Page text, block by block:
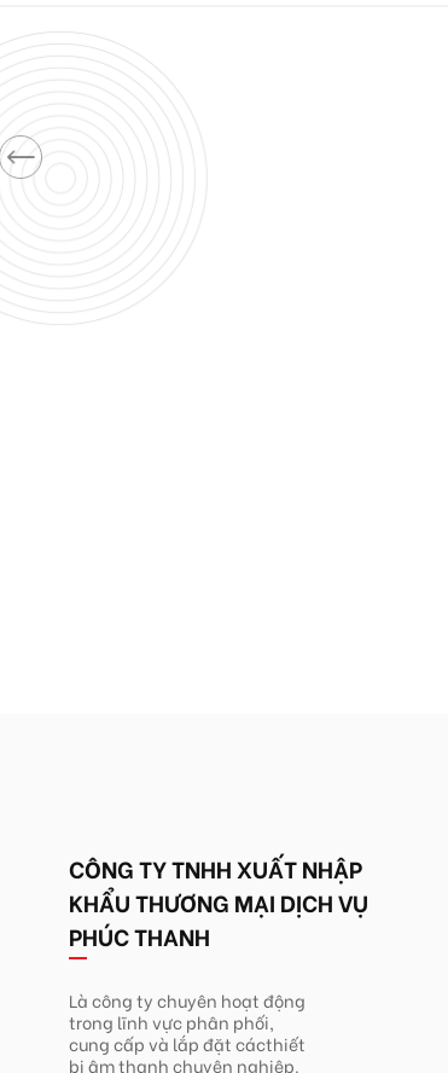
CÔNG TY TNHH XUẤT NHẬP
KHẨU THƯƠNG MẠI DỊCH VỤ
PHÚC THANH
Là công ty chuyên hoạt động
trong lĩnhvực phân phối,
cung cấp và lắp đặt cácthiết
bị âm thanh chuyên nghiệp.